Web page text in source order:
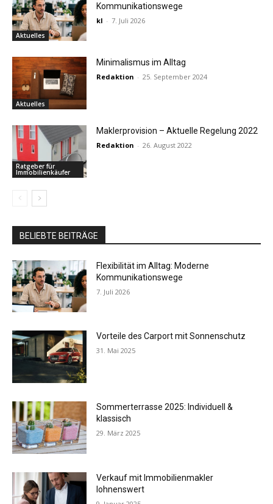
Aktuelles
Kommunikationswege
kl - 7. Juli 2026
Aktuelles
Minimalismus im Alltag
Redaktion - 25. September 2024
Ratgeber für
Immobilienkäufer
Maklerprovision – Aktuelle Regelung 2022
Redaktion - 26. August 2022
BELIEBTE BEITRÄGE
Flexibilität im Alltag: Moderne
Kommunikationswege
7. Juli 2026
Vorteile des Carport mit Sonnenschutz
31. Mai 2025
Sommerterrasse 2025: Individuell &
klassisch
29. März 2025
Verkauf mit Immobilienmakler
lohnenswert